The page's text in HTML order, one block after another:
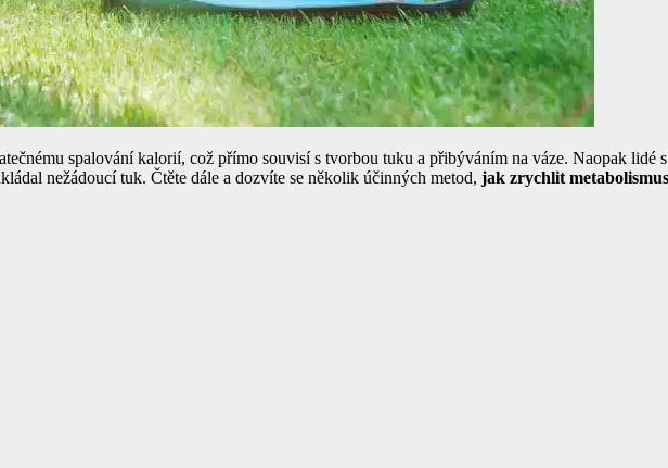
spalování kalorií, což přímo souvisí s tvorbou tuku a přibýváním na váze. Naopak lidé
nežádoucí tuk. Čtěte dále a dozvíte se několik účinných metod, jak zrychlit metabolismus